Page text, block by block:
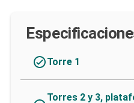
Torre 1
Torres 2 y 3,